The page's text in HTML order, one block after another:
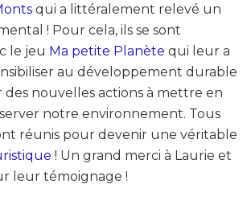
qui a littéralement relevé un
! Pour cela, ils se sont
le jeu Ma petite Planète qui leur a
au développement durable
nouvelles actions à mettre en
notre environnement. Tous
réunis pour devenir une véritable
! Un grand merci à Laurie et
leur témoignage !